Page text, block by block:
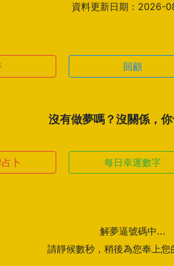
資料更新日期：2026-
回顧
沒有做夢嗎？沒關係，
卜 每日幸運數字
解夢逼號碼中...
請靜候數秒，稍後為您奉上您